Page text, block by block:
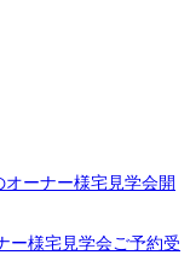
オーナー様宅見学会開
ー様宅見学会ご予約受